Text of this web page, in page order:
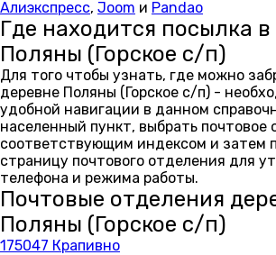
Алиэкспресс, Joom и Pandao
Где находится посылка
Поляны (Горское с/п)
Для того чтобы узнать, где можно
деревне Поляны (Горское с/п) -
удобной навигации в данном
населенный пункт, выбрать почтовое
соответствующим индексом и затем
страницу почтового отделения для
телефона и режима работы.
Почтовые отделения
Поляны (Горское с/п)
175047 Крапивно